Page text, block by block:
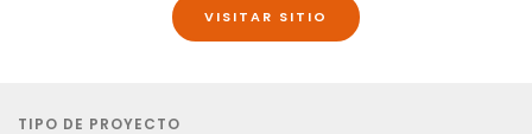
VISITAR SITIO
TIPO DE PROYECTO